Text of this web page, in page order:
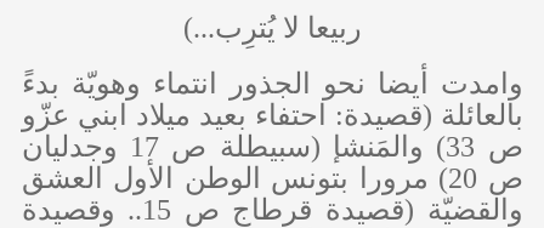
ربيعا لا يُترِب...)
وامدت أيضا نحو الجذور انتماء وهويّة بدءً
بالعائلة (قصيدة: احتفاء بعيد ميلاد ابني عزّو
ص 33) والمَنشإ (سبيطلة ص 17 وجدليان
ص 20) مرورا بتونس الوطن الأول العشق
والقضيّة (قصيدة قرطاج ص 15.. وقصيدة